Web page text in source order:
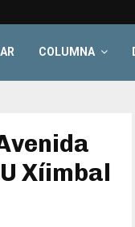
COLUMNA
Xíimbal